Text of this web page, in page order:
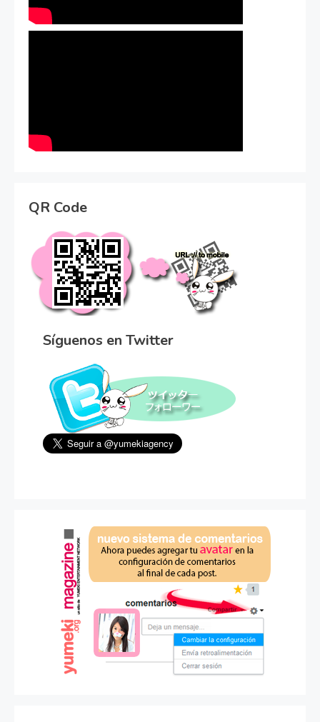
QR Code
Síguenos en Twitter